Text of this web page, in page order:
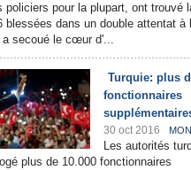
policiers pour la plupart, ont trouvé
blessées dans un double attentat à
a secoué le cœur d'...
Turquie: plus
fonctionnaires
30 oct 2016
Les autorités
plus de 10.000 fonctionnaires